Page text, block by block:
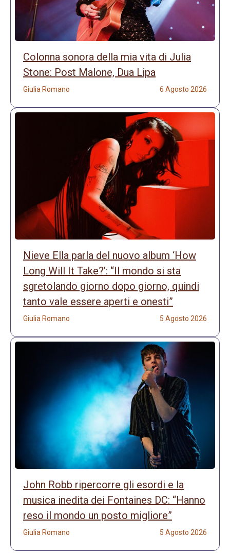
Colonna sonora della mia vita di Julia
Stone: Post Malone, Dua Lipa
Giulia Romano 6 Agosto 2026
Nieve Ella parla del nuovo album ‘How
Long Will It Take?’: “Il mondo si sta
sgretolando giorno dopo giorno, quindi
tanto vale essere aperti e onesti”
Giulia Romano 5 Agosto 2026
John Robb ripercorre gli esordi e la
musica inedita dei Fontaines DC: “Hanno
reso il mondo un posto migliore”
Giulia Romano 5 Agosto 2026